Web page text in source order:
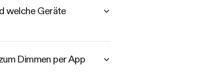
welche Geräte
Dimmen per App